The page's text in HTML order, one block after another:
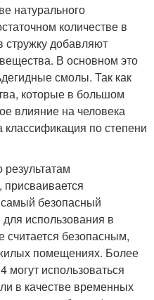
натурального
количестве в
стружку добавляют
В основном это
смолы. Так как
которые в большом
влияние на человека
по степени
безопасный
использования в
считается безопасным,
помещениях. Более
использоваться
в качестве временных